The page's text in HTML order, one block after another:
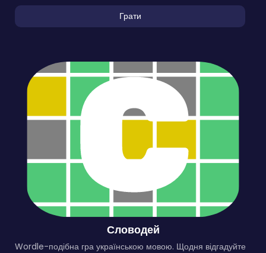
Грати
Словодей
Wordle-подібна гра українською мовою. Щодня відгадуйте